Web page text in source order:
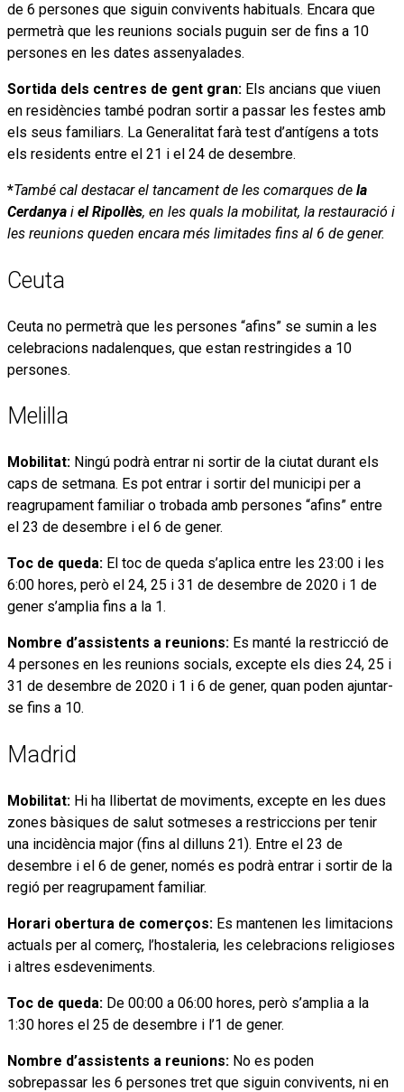
de 6 persones que siguin convivents habituals. Encara que
permetrà que les reunions socials puguin ser de fins a 10
persones en les dates assenyalades.
Sortida dels centres de gent gran: Els ancians que viuen
en residències també podran sortir a passar les festes amb
els seus familiars. La Generalitat farà test d’antígens a tots
els residents entre el 21 i el 24 de desembre.
*També cal destacar el tancament de les comarques de la
Cerdanya i el Ripollès, en les quals la mobilitat, la restauració i
les reunions queden encara més limitades fins al 6 de gener.
Ceuta
Ceuta no permetrà que les persones “afins” se sumin a les
celebracions nadalenques, que estan restringides a 10
persones.
Melilla
Mobilitat: Ningú podrà entrar ni sortir de la ciutat durant els
caps de setmana. Es pot entrar i sortir del municipi per a
reagrupament familiar o trobada amb persones “afins” entre
el 23 de desembre i el 6 de gener.
Toc de queda: El toc de queda s’aplica entre les 23:00 i les
6:00 hores, però el 24, 25 i 31 de desembre de 2020 i 1 de
gener s’amplia fins a la 1.
Nombre d’assistents a reunions: Es manté la restricció de
4 persones en les reunions socials, excepte els dies 24, 25 i
31 de desembre de 2020 i 1 i 6 de gener, quan poden ajuntar-
se fins a 10.
Madrid
Mobilitat: Hi ha llibertat de moviments, excepte en les dues
zones bàsiques de salut sotmeses a restriccions per tenir
una incidència major (fins al dilluns 21). Entre el 23 de
desembre i el 6 de gener, només es podrà entrar i sortir de la
regió per reagrupament familiar.
Horari obertura de comerços: Es mantenen les limitacions
actuals per al comerç, l’hostaleria, les celebracions religioses
i altres esdeveniments.
Toc de queda: De 00:00 a 06:00 hores, però s’amplia a la
1:30 hores el 25 de desembre i l’1 de gener.
Nombre d’assistents a reunions: No es poden
sobrepassar les 6 persones tret que siguin convivents, ni en